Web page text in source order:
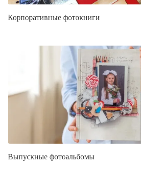
Корпоративные фотокниги
Выпускные фотоальбомы